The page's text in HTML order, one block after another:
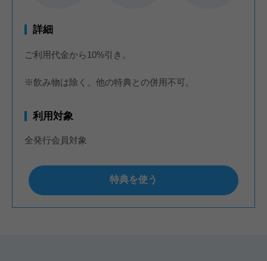
詳細
ご利用代金から10%引き。
※飲み物は除く。他の特典との併用不可。
利用対象
全発行会員対象
特典を使う